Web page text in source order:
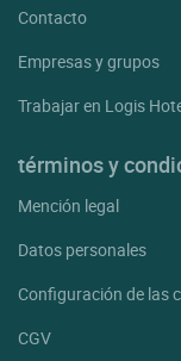
Contacto
Empresas y grupos
Trabajar en Logis
términos y
Mención legal
Datos personales
Configuración de las
CGV